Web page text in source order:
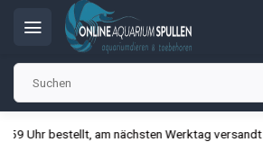
Uhr bestellt, am nächsten Werktag versandt